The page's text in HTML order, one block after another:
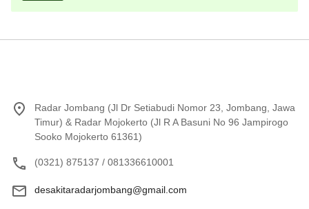
Radar Jombang (Jl Dr Setiabudi Nomor 23, Jombang, Jawa
Timur) & Radar Mojokerto (Jl R A Basuni No 96 Jampirogo
Sooko Mojokerto 61361)
(0321) 875137 / 081336610001
desakitaradarjombang@gmail.com